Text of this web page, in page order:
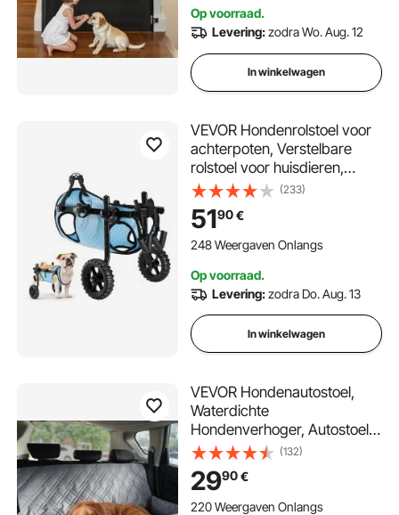
Op voorraad.
Levering:zodra Wo. Aug. 12
In winkelwagen
VEVOR Hondenrolstoel voor
achterpoten, Verstelbare
rolstoel voor huisdieren,
Lichtgewicht hondenkar met
schokabsorberende wielen,
Loophulpmiddel voor
gehandicapte, verlamde en
(233)
5190€
248 Weergaven Onlangs
Op voorraad.
Levering:zodra Do. Aug. 13
In winkelwagen
VEVOR Hondenautostoel,
Waterdichte
Hondenverhoger, Autostoel
voor Huisdieren met
Bevestigbare Veiligheidsriem,
PP Katoenen Vulling,
Hondenautobed ​​voor
(132)
2990€
220 Weergaven Onlangs